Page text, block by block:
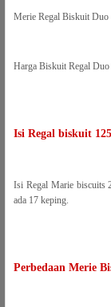
Merie Regal Biskuit Duo
Harga Biskuit Regal
Isi Regal biskuit
Isi Regal Marie biscuits
ada 17 keping.
Perbedaan Merie